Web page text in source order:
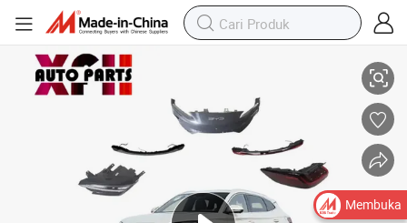
Hiper Suku Cadang Mobil Listrik
China Olahraga Mobil Off Road Byd Song Plus EV Juara Suku Cadang
Membuka